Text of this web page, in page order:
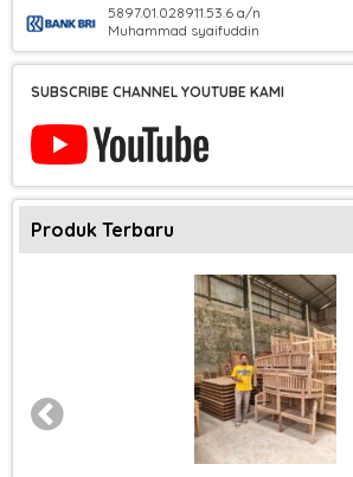
5897.01.028911.53.6 a/n
Muhammad syaifuddin
SUBSCRIBE CHANNEL YOUTUBE KAMI
Produk Terbaru